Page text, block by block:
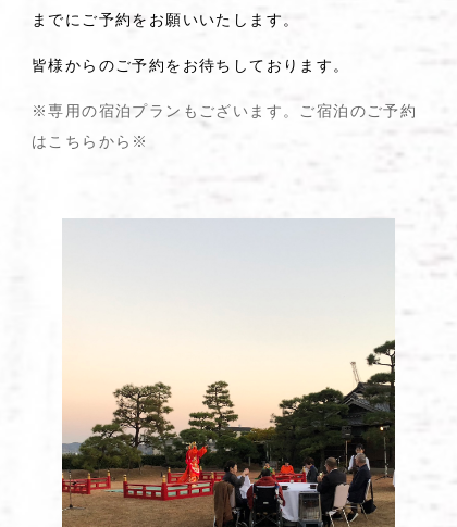
までにご予約をお願いいたします。
皆様からのご予約をお待ちしております。
※専用の宿泊プランもございます。ご宿泊のご予約
はこちらから※